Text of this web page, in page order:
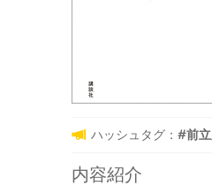
ハッシュタグ： #前
内容紹介